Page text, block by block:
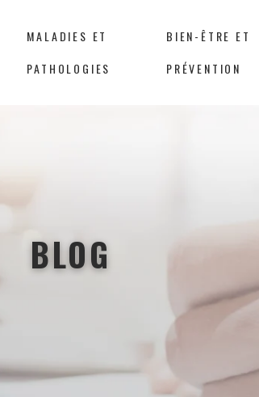
MALADIES ET
PATHOLOGIES
BIEN-ÊTRE ET
PRÉVENTION
BLOG